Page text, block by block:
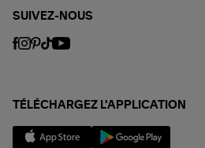
SUIVEZ-NOUS
TÉLÉCHARGEZ L'APPLICATION